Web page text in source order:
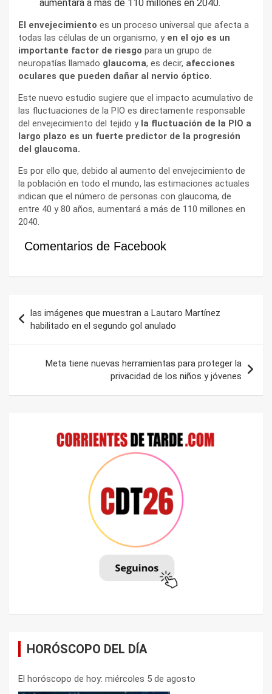
aumentará a más de 110 millones en 2040.
El envejecimiento es un proceso universal que afecta a
todas las células de un organismo, y en el ojo es un
importante factor de riesgo para un grupo de
neuropatías llamado glaucoma, es decir, afecciones
oculares que pueden dañar al nervio óptico.
Este nuevo estudio sugiere que el impacto acumulativo de
las fluctuaciones de la PIO es directamente responsable
del envejecimiento del tejido yla fluctuación de la PIO a
largo plazo es un fuerte predictor de la progresión
del glaucoma.
Es por ello que, debido al aumento del envejecimiento de
la población en todo el mundo, las estimaciones actuales
indican que el número de personas con glaucoma, de
entre 40 y 80 años, aumentará a más de 110 millones en
2040.
Comentarios de Facebook
de
entradas
las imágenes que muestran a Lautaro Martínez
habilitado en el segundo gol anulado
Meta tiene nuevas herramientas para proteger la
privacidad de los niños y jóvenes
HORÓSCOPO DEL DÍA
El horóscopo de hoy: miércoles 5 de agosto